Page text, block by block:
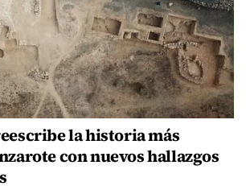
la historia más
con nuevos hallazgos